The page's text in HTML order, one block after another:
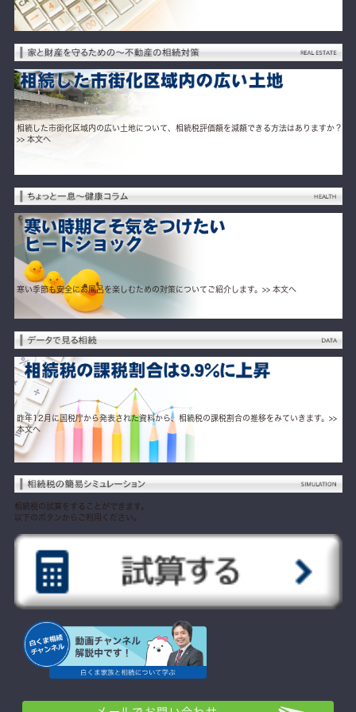
相続した市街化区域内の広い土地について、相続税評価額を減額できる方法はありますか？
>> 本文へ
寒い季節も安全にお風呂を楽しむための対策についてご紹介します。 >> 本文へ
昨年12月に国税庁から発表された資料から、相続税の課税割合の推移をみていきます。 >>
本文へ
相続税の試算をすることができます。
以下のボタンからご利用ください。